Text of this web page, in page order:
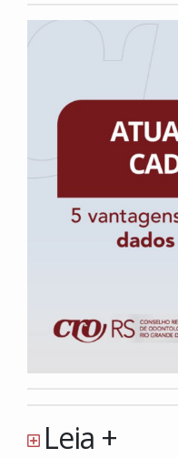
Leia +